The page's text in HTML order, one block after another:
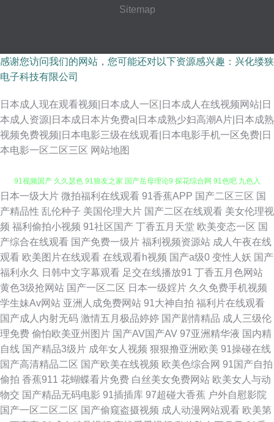
Sitemap
感谢您访问我们的网站，您可能还对以下资源感兴趣：兴化缕狭
电子科技有限公司
日本成人现在观看视频|日本成人一区|日本成人在线视频网站|日
本成人资源|日本成日本片免费a|日本成熟少妇高潮A片|日本成熟
视频免费视频|日本电影三级在线观看|日本电影手机一区免费|日
本电影一区二区三区 网站地图
91精选国 久久国产热 91视频在线免费入口 久久伊人狠狠草 性亚洲日韩在线
91视频国产 久久瑟色 91狼友之家 国产岳母理论9 探花综合网 91色吧 九色入
口 在线视频pron 豆花视频另类视频 五月天爱婷婷 91网页在线版 久草导航
尤物成人在线 草豆网资源福利 日韩成人第一 91黄色片 亚州日韩视频 国产6
页 91tv成人 福利视频站 探花肏屄视频 91嫩草福利 国产自拍第6页 亚洲丝袜
足交 AV无码波多野 欧美浮力 91操黑丝 99久久精品费精 91老熟女视频 久久
av潮吹av 中文字幕海角 99热青青青草 欧美150p 亚洲色偷自 AV天堂久草中
文在线 欧美欧美曰 中文字幕有码无码 超碰人人妻人人 伦乱一区二区 91免费
日本一级大片 微拍福利在线观看 91香蕉APP 国产二区三区 国
产精品性 乱伦种子 美国伦理大片 国产二区在线观看 美女伦理视
频 福利偷拍小视频 91社区国产 丁香五月天堂 欧美变态一区 国
产综合在线观看 国产免费一级片 福利视频资源站 成人午夜在线
观看 欧美图片在线观看 在线观看h视频 国产a级0 变性人妖 国产
福利永久
日韩中文字幕观看 足交在线播放91 丁香五月色网站
黄色3级抢网站 国产一区二区 日本一级婬片 久久免费手机视频
学生妹Av网站 亚洲人成免费网站 91大神自拍 福利片在线观看
国产成人内射无码 激情五月极品婷婷 国产剧情精品 成人三级伦
理免费 偷怕欧美亚州图片 国产AV国产AV 97亚洲精华液 国内精
自线 国产精品3级片 成年女人视频 狠狠撸亚洲欧美 91操碰在线
国产高清精品二区 国产欧美在线视频 欧美色综合网 91国产自拍
偷拍 香蕉911 花蝴蝶看片免费 白丝美女免费网站 欧美女人与动
物交 国产精品无码电影 91插插库 97超碰大香蕉 户外自慰影院
国产一区二区二区 国产偷窥盗摄视频 成人动漫网站观看 欧美第